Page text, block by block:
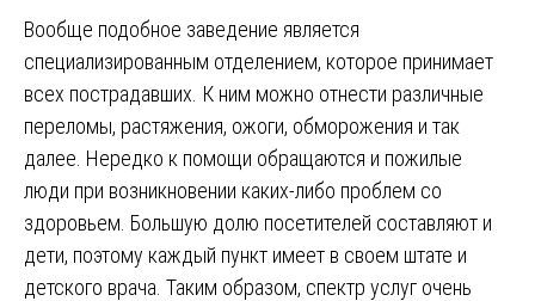
Вообще подобное заведение является
специализированным отделением, которое принимает
всех пострадавших. К ним можно отнести различные
переломы, растяжения, ожоги, обморожения и так
далее. Нередко к помощи обращаются и пожилые
люди при возникновении каких-либо проблем со
здоровьем. Большую долю посетителей составляют и
дети, поэтому каждый пункт имеет в своем штате и
детского врача. Таким образом, спектр услуг очень